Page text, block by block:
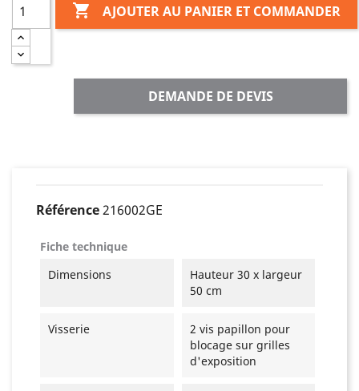
 AJOUTER AU PANIER ET COMMANDER
DEMANDE DE DEVIS
Référence216002GE
Fiche technique
Dimensions
Hauteur 30 x largeur
50 cm
Visserie
2 vis papillon pour
blocage sur grilles
d'exposition